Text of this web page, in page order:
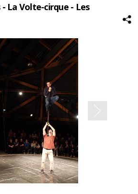
La Volte-cirque - Les